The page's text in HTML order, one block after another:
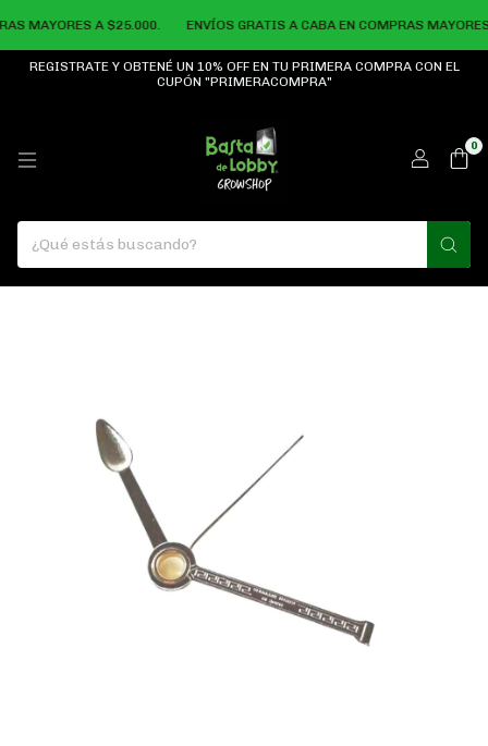
MAYORES A $25.000. ENVÍOS GRATIS A CABA EN COMPRAS MAYORES
REGISTRATE Y OBTENÉ UN 10% OFF EN TU PRIMERA COMPRA CON EL
CUPÓN "PRIMERACOMPRA"
0